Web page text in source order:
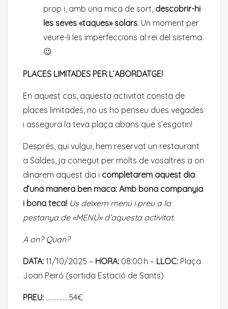
prop i, amb una mica de sort, descobrir-hi
les seves «taques» solars. Un moment per
veure-li les imperfeccions al rei del sistema.
😉
PLACES LIMITADES PER L’ABORDATGE!
En aquest cas, aquesta activitat consta de
places limitades, no us ho penseu dues vegades
i assegura la teva plaça abans que s’esgotin!
Després, qui vulgui, hem reservat un restaurant
a Saldes, ja conegut per molts de vosaltres a on
dinarem aquest dia i completarem aquest dia
d’una manera ben maca: Amb bona companyia
i bona teca! Us deixem menú i preu a la
pestanya de «MENÚ» d’aquesta activitat.
A on? Quan?
DATA: 11/10/2025 – HORA: 08:00 h – LLOC: Plaça
Joan Peiró (sortida Estació de Sants)
PREU: ……………54€